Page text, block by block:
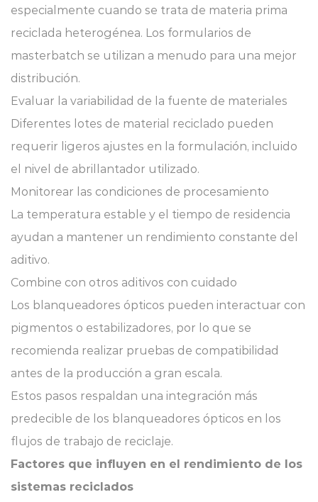
especialmente cuando se trata de materia prima
reciclada heterogénea. Los formularios de
masterbatch se utilizan a menudo para una mejor
distribución.
Evaluar la variabilidad de la fuente de materiales
Diferentes lotes de material reciclado pueden
requerir ligeros ajustes en la formulación, incluido
el nivel de abrillantador utilizado.
Monitorear las condiciones de procesamiento
La temperatura estable y el tiempo de residencia
ayudan a mantener un rendimiento constante del
aditivo.
Combine con otros aditivos con cuidado
Los blanqueadores ópticos pueden interactuar con
pigmentos o estabilizadores, por lo que se
recomienda realizar pruebas de compatibilidad
antes de la producción a gran escala.
Estos pasos respaldan una integración más
predecible de los blanqueadores ópticos en los
flujos de trabajo de reciclaje.
Factores que influyen en el rendimiento de los
sistemas reciclados